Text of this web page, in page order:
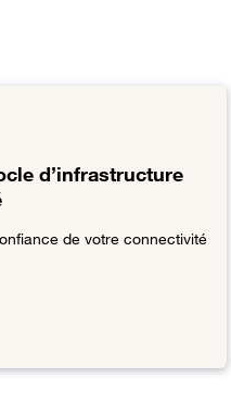
d’infrastructure
de votre connectivité